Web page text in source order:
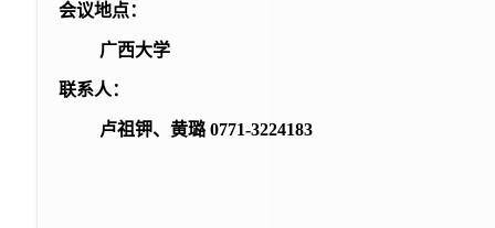
会议地点：
广西大学
联系人：
卢祖钾、黄璐 0771-3224183